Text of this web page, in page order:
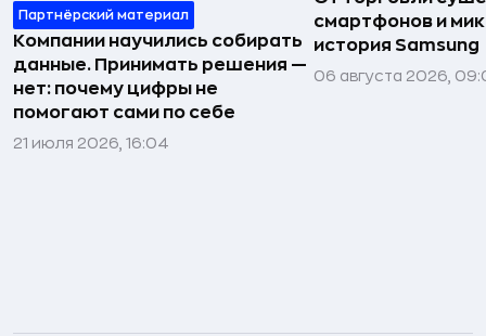
Партнёрский материал
Компании научились собирать
данные. Принимать решения —
нет: почему цифры не
помогают сами по себе
21 июля 2026, 16:04
смартфонов и
история Samsung
06 августа 2026,